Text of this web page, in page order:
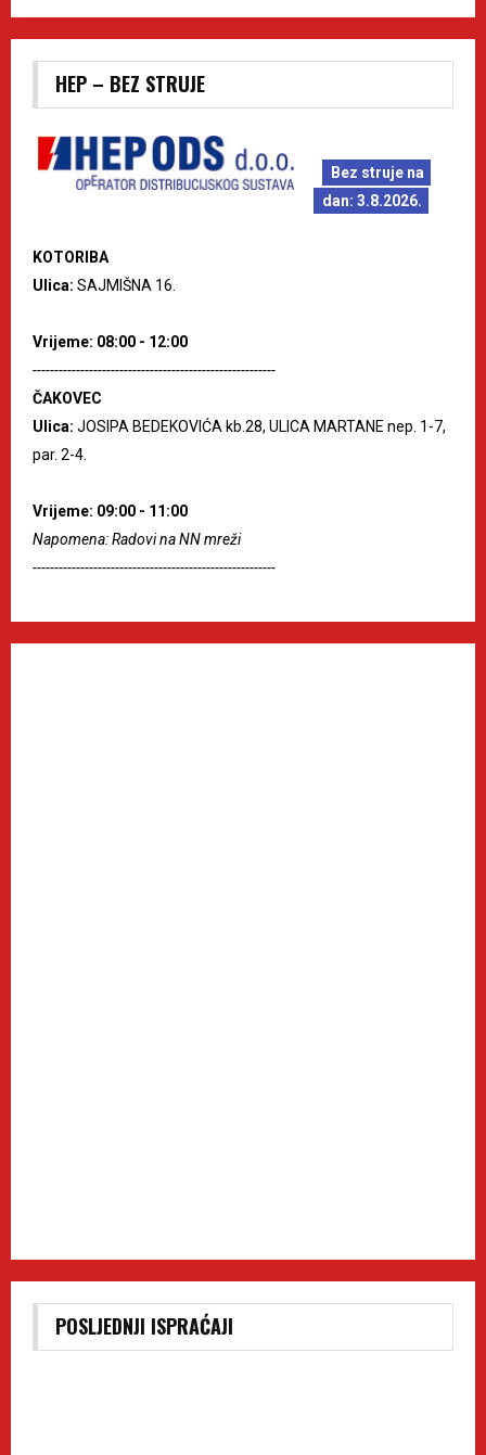
HEP – BEZ STRUJE
Bez struje na
dan: 3.8.2026.
KOTORIBA
Ulica: SAJMIŠNA 16.
Vrijeme: 08:00 - 12:00
--------------------------------------------------------
ČAKOVEC
Ulica: JOSIPA BEDEKOVIĆA kb.28, ULICA MARTANE nep. 1-7,
par. 2-4.
Vrijeme: 09:00 - 11:00
Napomena: Radovi na NN mreži
--------------------------------------------------------
POSLJEDNJI ISPRAĆAJI